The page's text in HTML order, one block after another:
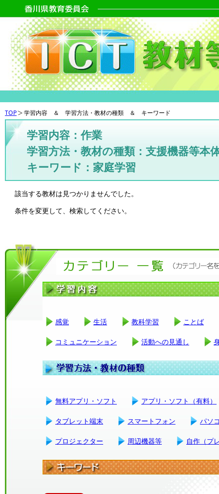
TOP 学習内容 ＆ 学習方法・教材の種類 ＆ キーワード
学習内容：作業
学習方法・教材の種類：支援機器等本
キーワード：家庭学習
該当する教材は見つかりませんでした。
条件を変更して、検索してください。
感覚 生活 教科学習 ことば
コミュニケーション 活動への見通し
無料アプリ・ソフト アプリ・ソフト（有料）
タブレット端末 スマートフォン パソ
プロジェクター 周辺機器等 自作（プ